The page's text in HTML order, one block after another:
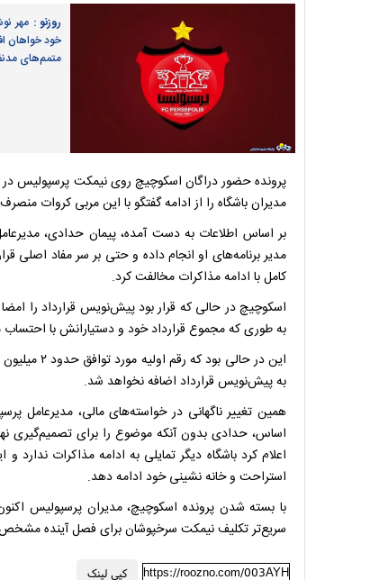
روزنو : مهر
خود خواهان
متمم‌های مدنظر، به حدود
پرونده حضور دراگان اسکوچیچ روی نیمکت پرسپولیس در
مدیران باشگاه را از ادامه گفتگو با این مربی کروات
بر اساس اطلاعات به دست آمده، پیمان حدادی،
مدیر برنامه‌های او انجام داده و حتی بر سر مفاد اصلی
کامل با ادامه مذاکرات مخالفت کرد.
اسکوچیچ در حالی که قرار بود پیش‌نویس قرارداد را
به طوری که مجموع قرارداد خود و دستیارانش با احتساب متمم‌های
به پیش‌نویس قرارداد اضافه نخواهد شد.
همین تغییر ناگهانی در خواسته‌های مالی، مدیرعامل
اساس، حدادی بدون آنکه موضوع را برای تصمیم‌گیری
استراحت و خانه نشینی خود ادامه دهد.
با بسته شدن پرونده اسکوچیچ، مدیران پرسپولیس
سریع‌تر تکلیف نیمکت سرخپوشان برای فصل آینده
کپی لینک https://roozno.com/003AYH